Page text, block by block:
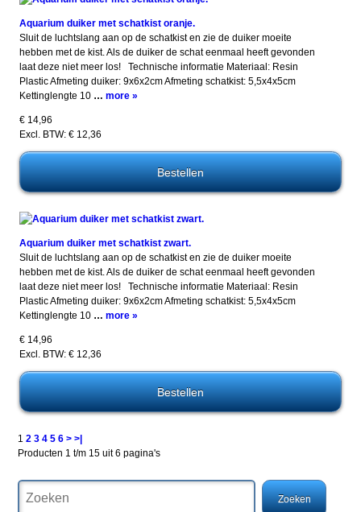
Aquarium duiker met schatkist oranje.
Sluit de luchtslang aan op de schatkist en zie de duiker moeite
hebben met de kist. Als de duiker de schat eenmaal heeft gevonden
laat deze niet meer los! Technische informatie Materiaal: Resin
Plastic Afmeting duiker: 9x6x2cm Afmeting schatkist: 5,5x4x5cm
Kettinglengte 10… more »
€ 14,96
Excl. BTW: € 12,36
Aquarium duiker met schatkist zwart.
Sluit de luchtslang aan op de schatkist en zie de duiker moeite
hebben met de kist. Als de duiker de schat eenmaal heeft gevonden
laat deze niet meer los! Technische informatie Materiaal: Resin
Plastic Afmeting duiker: 9x6x2cm Afmeting schatkist: 5,5x4x5cm
Kettinglengte 10… more »
€ 14,96
Excl. BTW: € 12,36
1 2 3 4 5 6 > >|
Producten 1 t/m 15 uit 6 pagina's